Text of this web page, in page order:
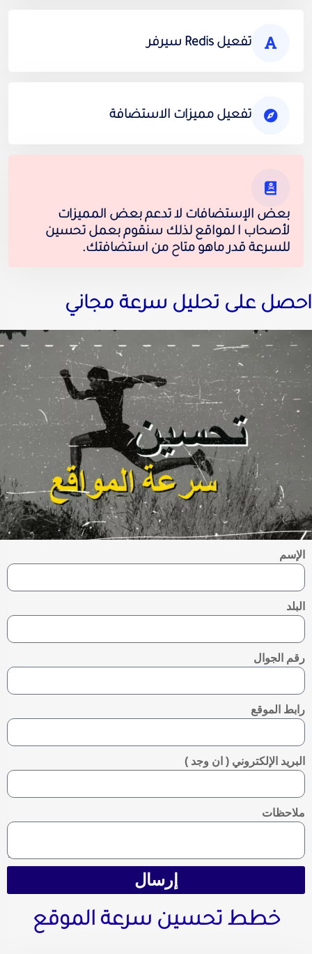
تفعيل Redis سيرفر
تفعيل مميزات الاستضافة
بعض الإستضافات لا تدعم بعض المميزات
لأصحاب ا لمواقع لذلك سنقوم بعمل تحسين
للسرعة قدر ماهو متاح من استضافتك.
على تحليل سرعة مجاني
الجوال
الموقع
الإلكتروني ( ان وجد )
إرسال
خطط تحسين سرعة الموقع